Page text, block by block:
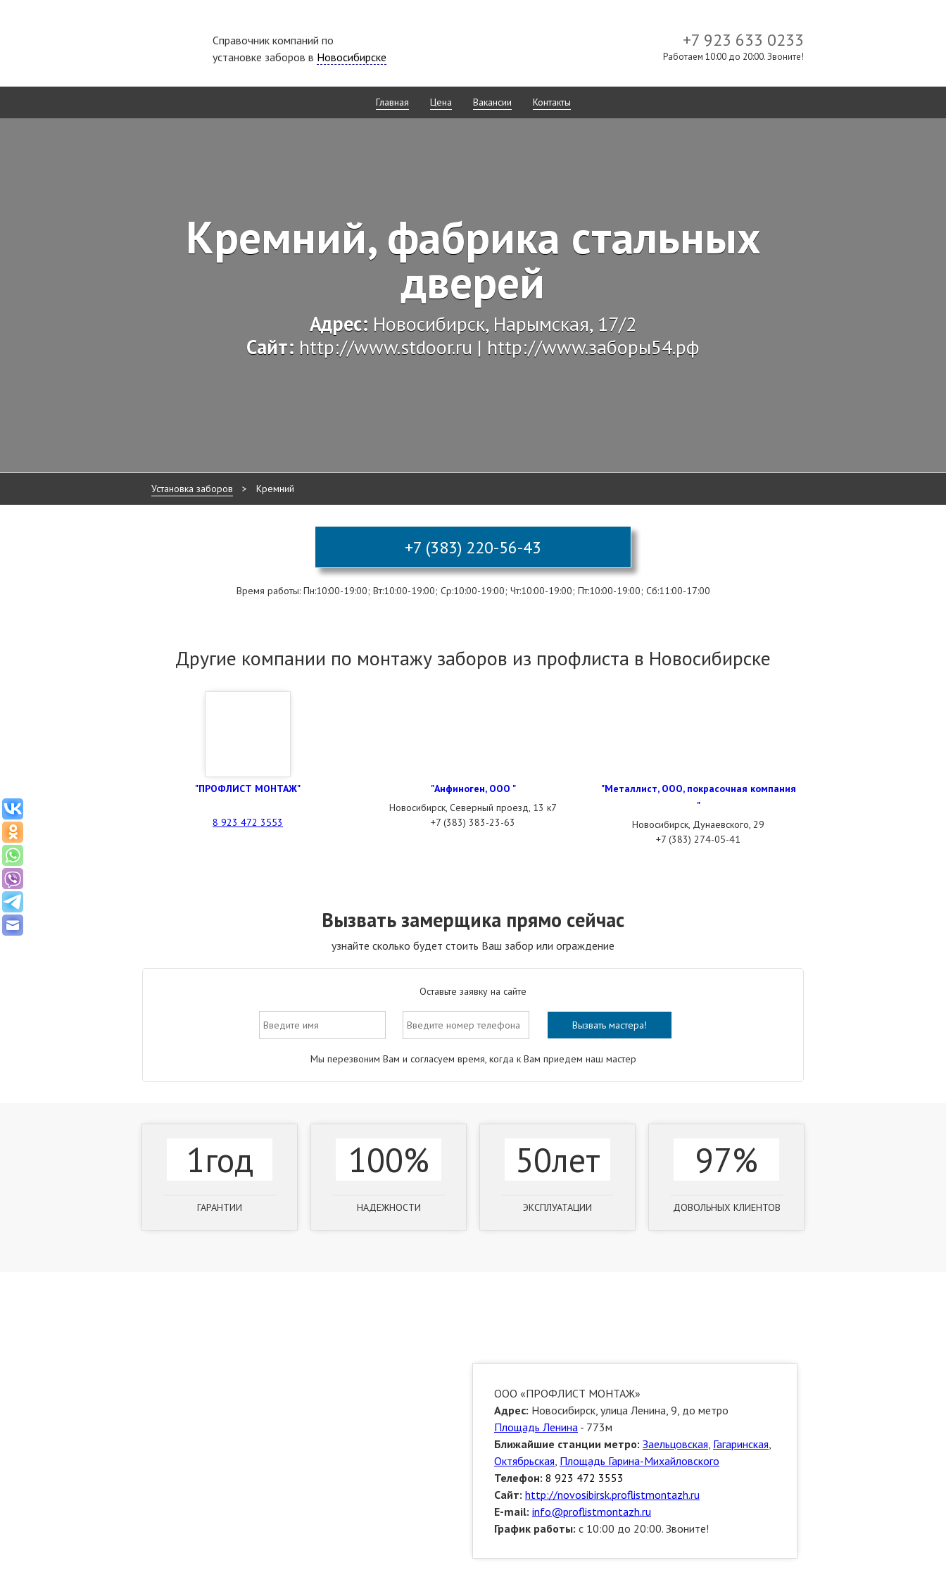
Справочник компаний по
установке заборов в Новосибирске
+7 923 633 0233
Работаем 10:00 до 20:00. Звоните!
Главная Цена Вакансии Контакты
Кремний, фабрика стальных
дверей
Адрес: Новосибирск, Нарымская, 17/2
Сайт: http://www.stdoor.ru | http://www.заборы54.рф
Установка заборов > Кремний
+7 (383) 220-56-43
Время работы: Пн:10:00-19:00; Вт:10:00-19:00; Ср:10:00-19:00; Чт:10:00-19:00; Пт:10:00-19:00; Сб:11:00-17:00
Другие компании по монтажу заборов из профлиста в Новосибирске
"ПРОФЛИСТ МОНТАЖ"
8 923 472 3553
"Анфиноген, ООО "
Новосибирск, Северный проезд, 13 к7
+7 (383) 383-23-63
"Металлист, ООО, покрасочная компания
"
Новосибирск, Дунаевского, 29
+7 (383) 274-05-41
Вызвать замерщика прямо сейчас
узнайте сколько будет стоить Ваш забор или ограждение
Оставьте заявку на сайте
Мы перезвоним Вам и согласуем время, когда к Вам приедем наш мастер
1год
ГАРАНТИИ
100%
НАДЕЖНОСТИ
50лет
ЭКСПЛУАТАЦИИ
97%
ДОВОЛЬНЫХ КЛИЕНТОВ
ООО «ПРОФЛИСТ МОНТАЖ»
Адрес: Новосибирск, улица Ленина, 9, до метро
Площадь Ленина - 773м
Ближайшие станции метро: Заельцовская Гагаринская
Октябрьская Площадь Гарина-Михайловского
Телефон: 8 923 472 3553
Сайт: http://novosibirsk.proflistmontazh.ru
E-mail: info@proflistmontazh.ru
График работы: с 10:00 до 20:00. Звоните!